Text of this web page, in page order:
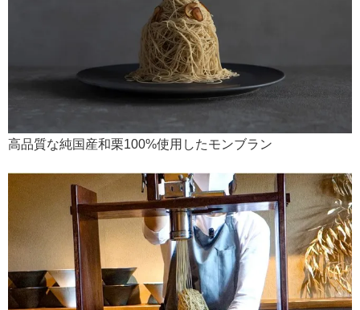
高品質な純国産和栗100%使用したモンブラン